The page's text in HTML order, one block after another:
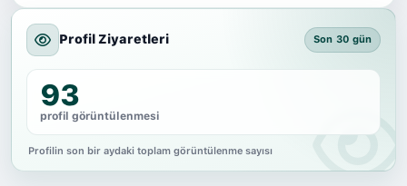
Profil Ziyaretleri Son 30 gün
93
profil görüntülenmesi
Profilin son bir aydaki toplam görüntülenme sayısı